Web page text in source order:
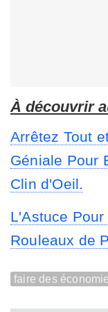
À découvrir
Arrêtez Tout
Géniale Pour
Clin d'Oeil.
L'Astuce
Rouleaux de
faire des